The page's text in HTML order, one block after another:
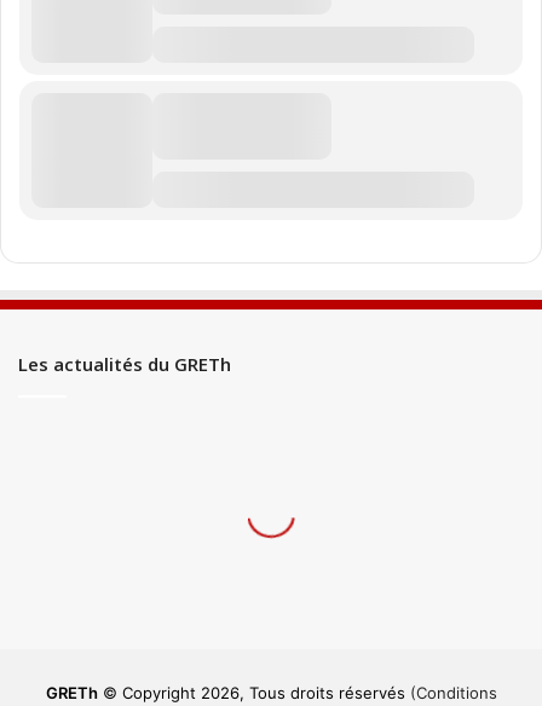
Les actualités du GRETh
GRETh© Copyright 2026, Tous droits réservés (Conditions